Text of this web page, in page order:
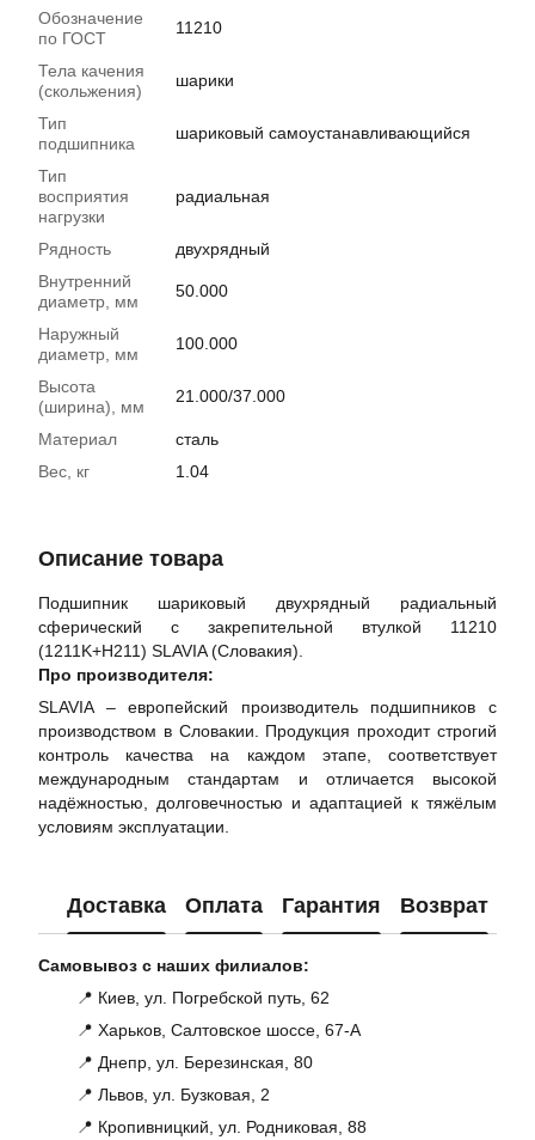
Обозначение
по ГОСТ
11210
Тела качения
(скольжения)
шарики
Тип
подшипника
шариковый самоустанавливающийся
Тип
восприятия
нагрузки
радиальная
Рядность
двухрядный
Внутренний
диаметр, мм
50.000
Наружный
диаметр, мм
100.000
Высота
(ширина), мм
21.000/37.000
Материал
сталь
Вес, кг
1.04
Описание товара
Подшипник шариковый двухрядный радиальный
сферический с закрепительной втулкой 11210
(1211K+H211) SLAVIA (Словакия).
Про производителя:
SLAVIA – европейский производитель подшипников с
производством в Словакии. Продукция проходит строгий
контроль качества на каждом этапе, соответствует
международным стандартам и отличается высокой
надёжностью, долговечностью и адаптацией к тяжёлым
условиям эксплуатации.
Доставка Оплата Гарантия Возврат
Самовывоз с наших филиалов:
📍 Киев, ул. Погребской путь, 62
📍 Харьков, Салтовское шоссе, 67-А
📍 Днепр, ул. Березинская, 80
📍 Львов, ул. Бузковая, 2
📍 Кропивницкий, ул. Родниковая, 88